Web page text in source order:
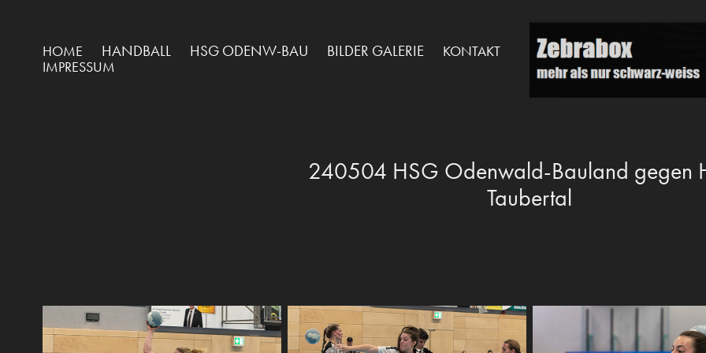
HOME HANDBALL HSG ODENW-BAU BILDER GALERIE
KONTAKT
IMPRESSUM
240504 HSG Odenwald-Bauland gegen
Taubertal